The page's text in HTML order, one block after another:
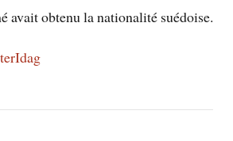
avait obtenu la nationalité suédoise.